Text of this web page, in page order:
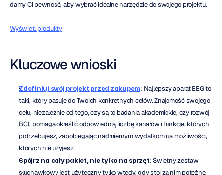
damy Ci pewność, aby wybrać idealne narzędzie do swojego projektu.
Wyświetl produkty
Kluczowe wnioski
Zdefiniuj swój projekt przed zakupem: Najlepszy aparat EEG to
taki, który pasuje do Twoich konkretnych celów. Znajomość swojego
celu, niezależnie od tego, czy są to badania akademickie, czy rozwój
BCI, pomaga określić odpowiednią liczbę kanałów i funkcje, których
potrzebujesz, zapobiegając nadmiernym wydatkom na możliwości,
których nie użyjesz.
Spójrz na cały pakiet, nie tylko na sprzęt: Świetny zestaw
słuchawkowy jest użyteczny tylko wtedy, gdy stoi za nim potężne,